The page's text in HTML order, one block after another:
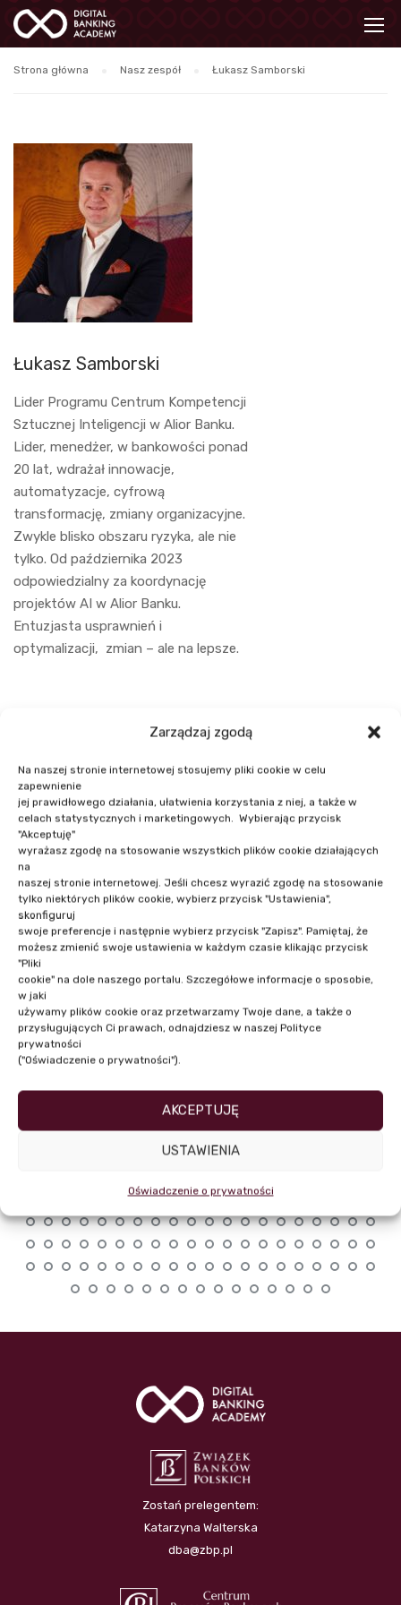
Zarządzaj zgodą
Na naszej stronie internetowej stosujemy pliki cookie w celu
zapewnienie
jej prawidłowego działania, ułatwienia korzystania z niej, a także w
celach statystycznych i marketingowych. Wybierając przycisk
"Akceptuję"
wyrażasz zgodę na stosowanie wszystkich plików cookie działających
na
naszej stronie internetowej. Jeśli chcesz wyrazić zgodę na stosowanie
tylko niektórych plików cookie, wybierz przycisk "Ustawienia",
skonfiguruj
swoje preferencje i następnie wybierz przycisk "Zapisz". Pamiętaj, że
możesz zmienić swoje ustawienia w każdym czasie klikając przycisk
"Pliki
cookie" na dole naszego portalu. Szczegółowe informacje o sposobie,
w jaki
używamy plików cookie oraz przetwarzamy Twoje dane, a także o
przysługujących Ci prawach, odnajdziesz w naszej Polityce
prywatności
("Oświadczenie o prywatności").
AKCEPTUJĘ
USTAWIENIA
Oświadczenie o prywatności
Strona główna Nasz zespół Łukasz Samborski
Łukasz Samborski
Lider Programu Centrum Kompetencji
Sztucznej Inteligencji w Alior Banku.
Lider, menedżer, w bankowości ponad
20 lat, wdrażał innowacje,
automatyzacje, cyfrową
transformację, zmiany organizacyjne.
Zwykle blisko obszaru ryzyka, ale nie
tylko. Od października 2023
odpowiedzialny za koordynację
projektów AI w Alior Banku.
Entuzjasta usprawnień i
optymalizacji, zmian – ale na lepsze.
NASI PRELEGENCI
Mec. Marta Stanisławska
Zostań prelegentem:
Katarzyna Walterska
dba@zbp.pl